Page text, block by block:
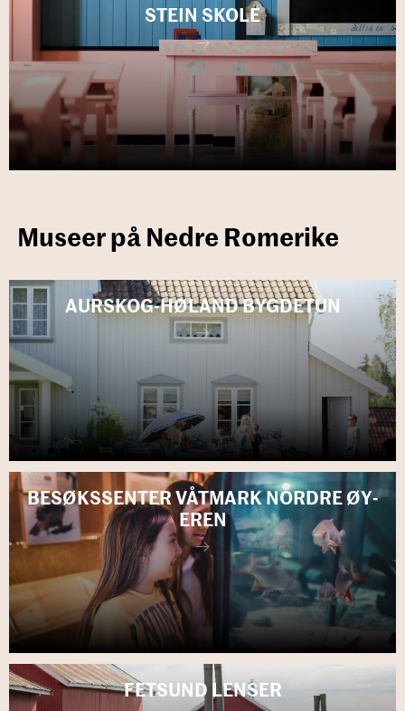
STEIN SKOLE
Museer på Nedre Romerike
AURSKOG-​HØLAND BYGDE­TUN
BE­SØKS­SEN­TER VÅT­MARK NORD­RE ØY­
EREN
FET­SUND LEN­SER